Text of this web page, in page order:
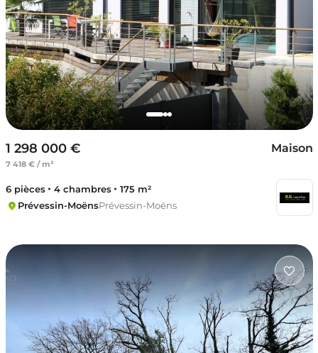
1 298 000 €
7 418 € / m²
Maison
6 pièces 4 chambres
175 m²
Prévessin-MoënsPrévessin-Moëns